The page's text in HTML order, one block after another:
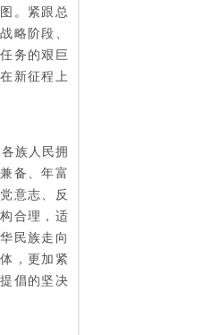
。紧跟总
略阶段、
务的艰巨
新征程上
族人民拥
备、年富
意志、反
合理，适
民族走向
，更加紧
倡的坚决